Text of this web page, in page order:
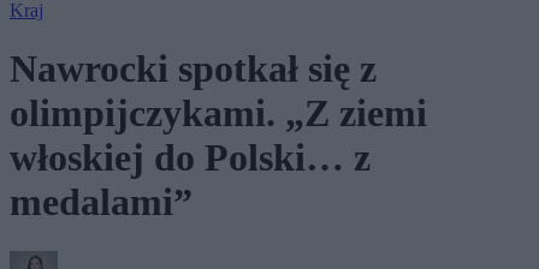
Kraj
Nawrocki spotkał się z
olimpijczykami. „Z ziemi
włoskiej do Polski… z
medalami”